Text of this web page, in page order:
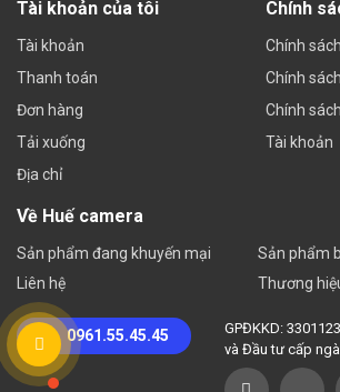
Tài khoản của tôi
Tài khoản
Thanh toán
Đơn hàng
Tải xuống
Địa chỉ
Chính
Chính
Chính
Chính
Tài khoản
Về Huế camera
Sản phẩm đang khuyến mại
Liên hệ
Sản phẩm
Thương
0961.55.45.45
GPĐKKD:
và Đầu tư cấp